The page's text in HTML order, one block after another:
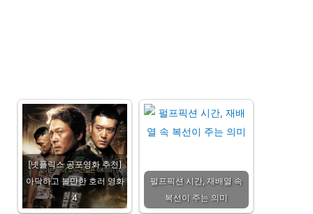
[넷플릭스 공포영화 추천]
아닥하고 볼만한 호러 영화
4
펄프픽션 시간, 재배열 속
복선이 주는 의미